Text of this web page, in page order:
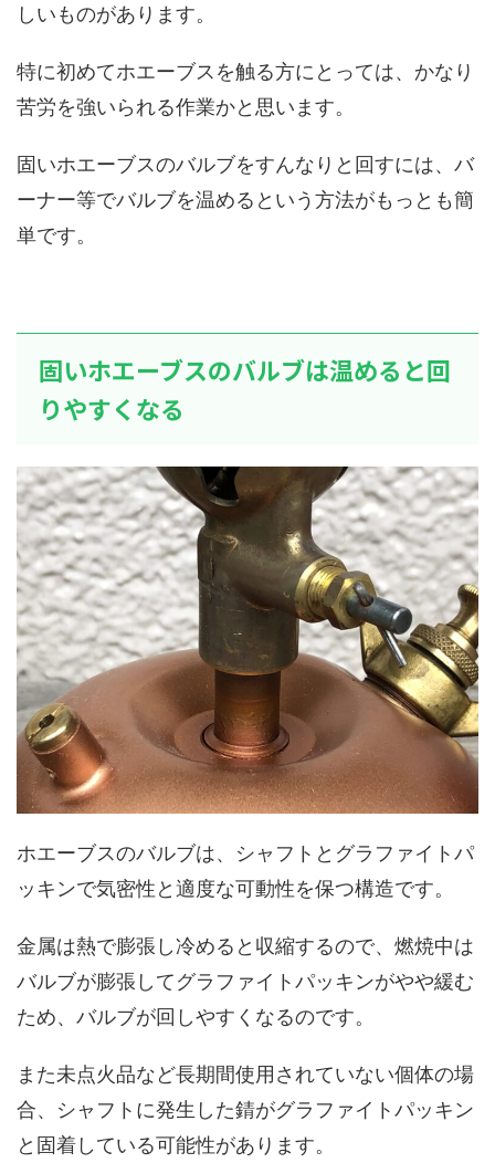
しいものがあります。
特に初めてホエーブスを触る方にとっては、かなり
苦労を強いられる作業かと思います。
固いホエーブスのバルブをすんなりと回すには、バ
ーナー等でバルブを温めるという方法がもっとも簡
単です。
固いホエーブスのバルブは温めると回
りやすくなる
ホエーブスのバルブは、シャフトとグラファイトパ
ッキンで気密性と適度な可動性を保つ構造です。
金属は熱で膨張し冷めると収縮するので、燃焼中は
バルブが膨張してグラファイトパッキンがやや緩む
ため、バルブが回しやすくなるのです。
また未点火品など長期間使用されていない個体の場
合、シャフトに発生した錆がグラファイトパッキン
と固着している可能性があります。